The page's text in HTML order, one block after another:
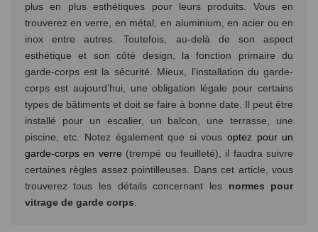
plus en plus esthétiques pour leurs produits. Vous en
trouverez en verre, en métal, en aluminium, en acier ou en
inox entre autres. Toutefois, au-delà de son aspect
esthétique et son côté design, la fonction primaire du
garde-corps est la sécurité. Mieux, l’installation du garde-
corps est aujourd’hui, une obligation légale pour certains
types de bâtiments et doit se faire à bonne date. Il peut être
installé pour un escalier, un balcon, une terrasse, une
piscine, etc. Notez également que si vousoptez pour un
garde-corps en verre (trempé ou feuilleté), il faudra suivre
certaines règles assez pointilleuses. Dans cet article, vous
trouverez tous les détails concernant les normes pour
vitrage de garde corps.